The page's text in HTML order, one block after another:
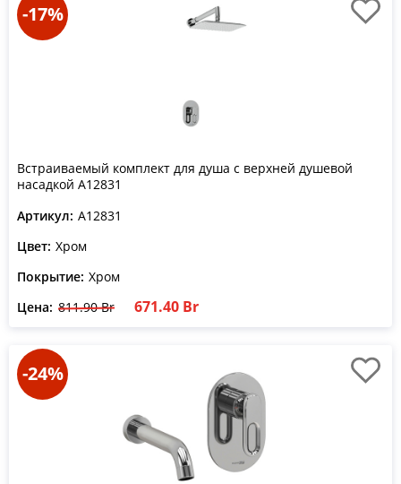
-17%
Встраиваемый комплект для душа с верхней душевой
насадкой A12831
Артикул: A12831
Цвет: Хром
Покрытие: Хром
Цена: 811.90 Br 671.40 Br
-24%